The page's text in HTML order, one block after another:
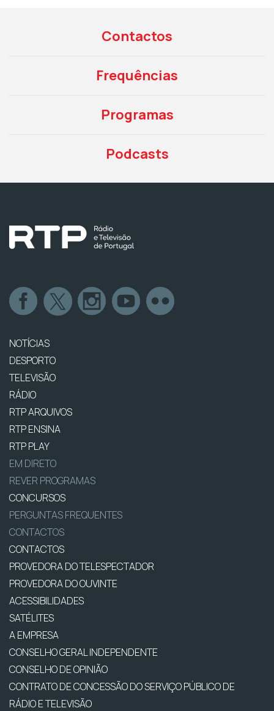
Contactos
Frequências
Programas
Podcasts
NOTÍCIAS
DESPORTO
TELEVISÃO
RÁDIO
RTP ARQUIVOS
RTP ENSINA
RTP PLAY
EM DIRETO
REVER PROGRAMAS
CONCURSOS
PERGUNTAS FREQUENTES
CONTACTOS
CONTACTOS
PROVEDORA DO TELESPECTADOR
PROVEDORA DO OUVINTE
ACESSIBILIDADES
SATÉLITES
A EMPRESA
CONSELHO GERAL INDEPENDENTE
CONSELHO DE OPINIÃO
CONTRATO DE CONCESSÃO DO SERVIÇO PÚBLICO DE
RÁDIO E TELEVISÃO